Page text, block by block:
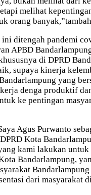
melihat
orang
ditengah pandemi
APBD
di DPRD
supaya kinerja
yang
denga produktif
ke pentingan
Agus Purwanto
Kota
kami lakukan
Bandarlampung,
dari masyarakat